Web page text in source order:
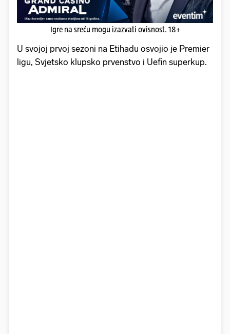
Igre na sreću mogu izazvati ovisnost. 18+
U svojoj prvoj sezoni na Etihadu osvojio je Premier
ligu, Svjetsko klupsko prvenstvo i Uefin superkup.